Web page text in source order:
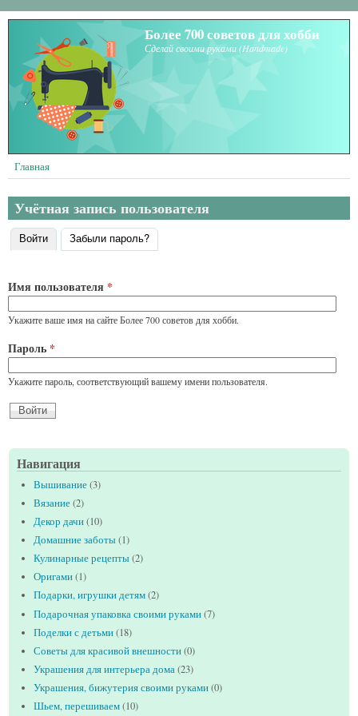
Перейти к основному содержанию
Более 700 советов для хобби
Сделай своими руками (Handmade)
Главная
Учётная запись пользователя
Главные вкладки
Войти (активная вкладка)
Забыли пароль?
Имя пользователя *
Укажите ваше имя на сайте Более 700 советов для хобби.
Пароль *
Укажите пароль, соответствующий вашему имени пользователя.
Навигация
Вышивание(3)
Вязание(2)
Декор дачи(10)
Домашние заботы(1)
Кулинарные рецепты(2)
Оригами(1)
Подарки, игрушки детям(2)
Подарочная упаковка своими руками(7)
Поделки с детьми(18)
Советы для красивой внешности(0)
Украшения для интерьера дома(23)
Украшения, бижутерия своими руками(0)
Шьем, перешиваем(10)